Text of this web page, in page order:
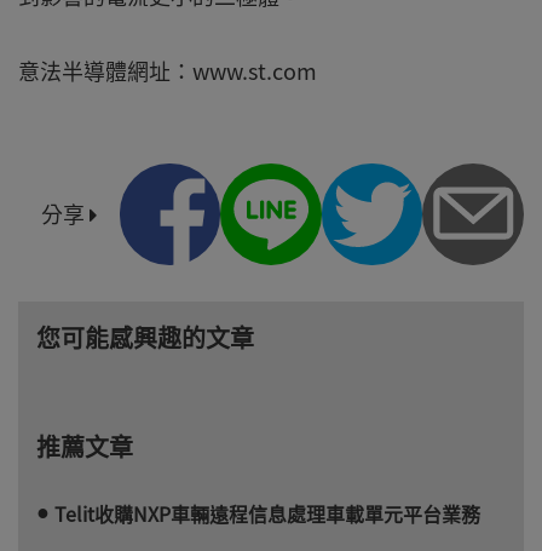
意法半導體網址：www.st.com
分享
您可能感興趣的文章
推薦文章
Telit收購NXP車輛遠程信息處理車載單元平台業務